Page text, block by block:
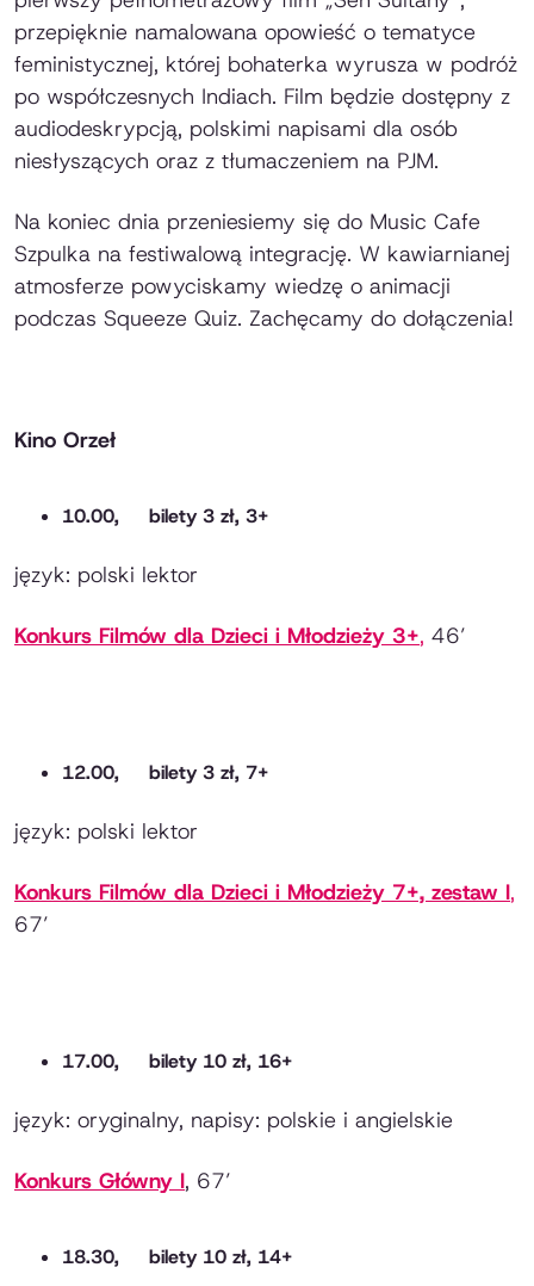
przepięknie namalowana opowieść o tematyce
feministycznej, której bohaterka wyrusza w podróż
po współczesnych Indiach. Film będzie dostępny z
audiodeskrypcją, polskimi napisami dla osób
niesłyszących oraz z tłumaczeniem na PJM.
Na koniec dnia przeniesiemy się do Music Cafe
Szpulka na festiwalową integrację. W kawiarnianej
atmosferze powyciskamy wiedzę o animacji
podczas Squeeze Quiz. Zachęcamy do dołączenia!
Kino Orzeł
10.00, bilety 3 zł, 3+
język: polski lektor
Konkurs Filmów dla Dzieci i Młodzieży 3+, 46’
12.00, bilety 3 zł, 7+
język: polski lektor
Konkurs Filmów dla Dzieci i Młodzieży 7+, zestaw I,
67’
17.00, bilety 10 zł, 16+
język: oryginalny, napisy: polskie i angielskie
Konkurs Główny I, 67’
18.30, bilety 10 zł, 14+